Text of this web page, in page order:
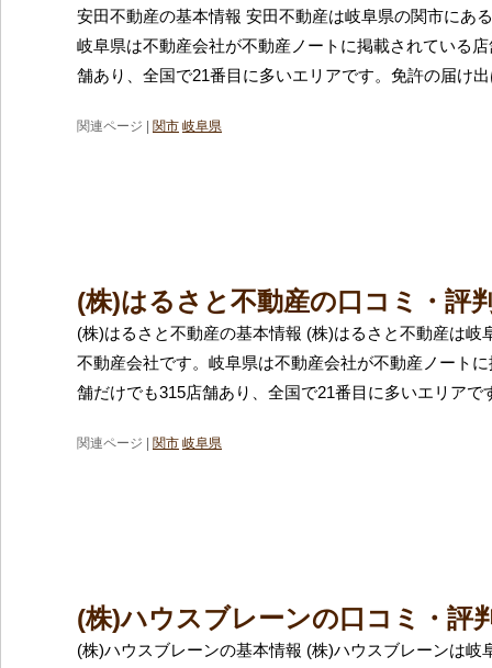
安田不動産の基本情報 安田不動産は岐阜県の関市にあ
岐阜県は不動産会社が不動産ノートに掲載されている
舗あり、全国で21番目に多いエリアです。免許の届け
関連ページ | 関市 岐阜県
(株)はるさと不動産の口コミ・評
(株)はるさと不動産の基本情報 (株)はるさと不動産は岐
不動産会社です。岐阜県は不動産会社が不動産ノート
舗だけでも315店舗あり、全国で21番目に多いエリアで
関連ページ | 関市 岐阜県
(株)ハウスブレーンの口コミ・評
(株)ハウスブレーンの基本情報 (株)ハウスブレーンは岐